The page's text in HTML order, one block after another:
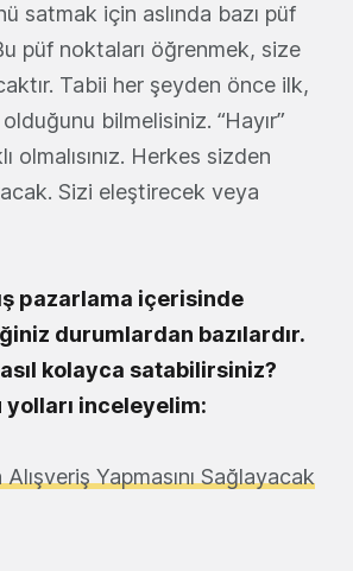
satmak için aslında bazı püf
püf noktaları öğrenmek, size
Tabii her şeyden önce ilk,
bilmelisiniz. “Hayır”
olmalısınız. Herkes sizden
Sizi eleştirecek veya
pazarlama içerisinde
durumlardan bazılardır.
kolayca satabilirsiniz?
inceleyelim:
Yapmasını Sağlayacak